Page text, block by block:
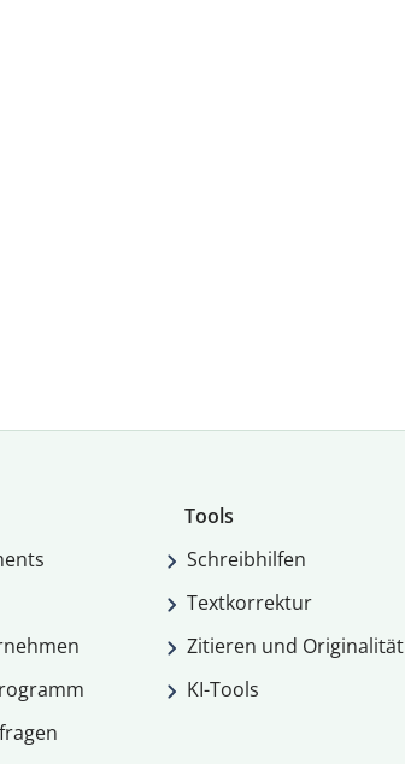
Tools
Schreibhilfen
Textkorrektur
Zitieren und Originalität
KI-Tools